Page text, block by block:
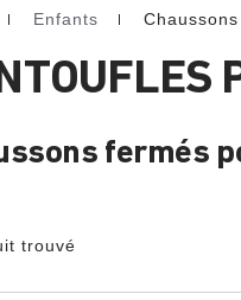
Enfants Chaussons
fermés
trouvé